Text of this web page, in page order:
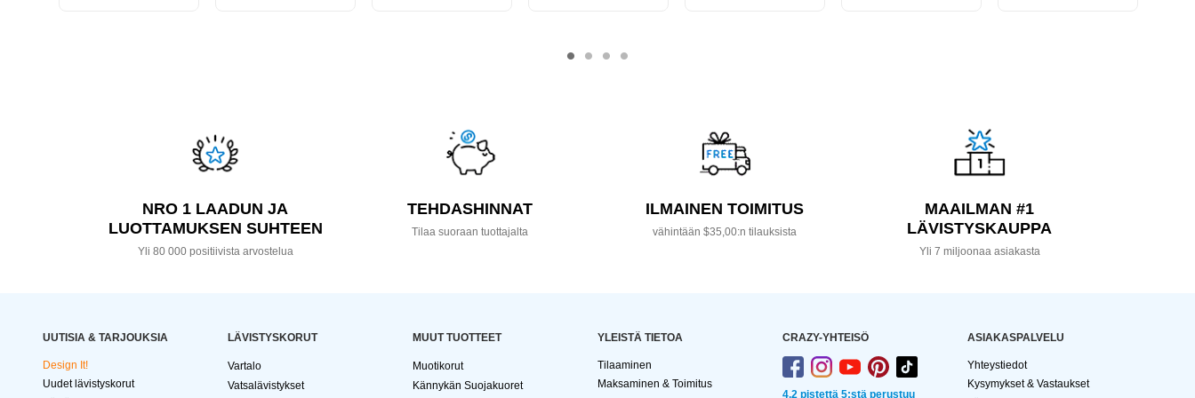
NRO 1 LAADUN JA
LUOTTAMUKSEN SUHTEEN
Yli 80 000 positiivista arvostelua
TEHDASHINNAT
Tilaa suoraan tuottajalta
ILMAINEN TOIMITUS
vähintään $35,00:n tilauksista
MAAILMAN #1
LÄVISTYSKAUPPA
Yli 7 miljoonaa asiakasta
UUTISIA & TARJOUKSIA
Design It!
Uudet lävistyskorut
LÄVISTYSKORUT
Vartalo
Vatsalävistykset
MUUT TUOTTEET
Muotikorut
Kännykän Suojakuoret
YLEISTÄ TIETOA
Tilaaminen
Maksaminen & Toimitus
CRAZY-YHTEISÖ
4,2 pistettä 5:stä perustuu
ASIAKASPALVELU
Yhteystiedot
Kysymykset & Vastaukset